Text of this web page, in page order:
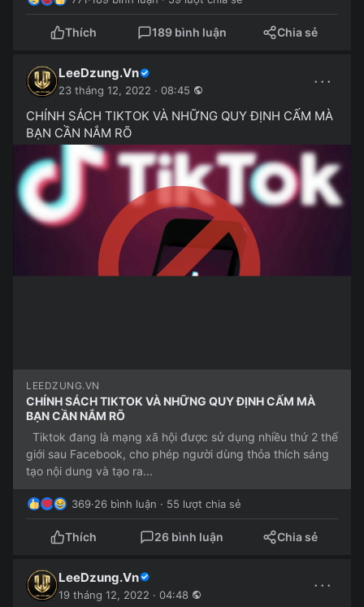
Thích 189 bình luận Chia sẻ
LeeDzung.Vn
23 tháng 12, 2022 · 08:45 ···
CHÍNH SÁCH TIKTOK VÀ NHỮNG QUY ĐỊNH CẤM MÀ
BẠN CẦN NẮM RÕ
LEEDZUNG.VN
CHÍNH SÁCH TIKTOK VÀ NHỮNG QUY ĐỊNH CẤM MÀ
BẠN CẦN NẮM RÕ
Tiktok đang là mạng xã hội được sử dụng nhiều thứ 2 thế
giới sau Facebook, cho phép người dùng thỏa thích sáng
tạo nội dung và tạo ra...
369·26 bình luận · 55 lượt chia sẻ
Thích 26 bình luận Chia sẻ
LeeDzung.Vn
19 tháng 12, 2022 · 04:48 ···